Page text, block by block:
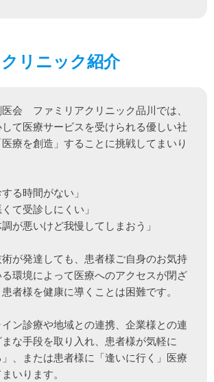
クリニック紹介
会　ファミリアクリニック品川では、
て医療サービスを受けられる優しい社
療を創造」することに挑戦してまいり
る時間がない」
て受診しにくい」
調が悪いけど我慢してしまおう」
が発達しても、患者様ご自身のお気持
環境によって医療へのアクセスが閉ざ
者様を健康に導くことは困難です。
ン診療や地域との連携、企業様との連
な手段を取り入れ、患者様が気軽に
」、または患者様に「逢いに行く」医療
いります。